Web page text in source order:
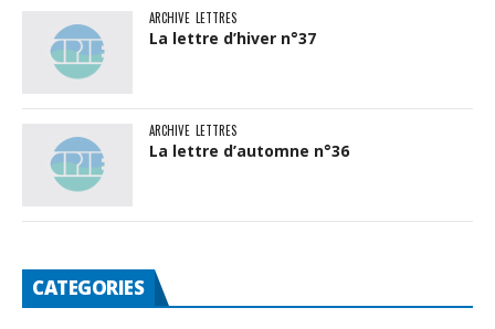
ARCHIVE LETTRES
La lettre d’hiver n°37
ARCHIVE LETTRES
La lettre d’automne n°36
CATEGORIES